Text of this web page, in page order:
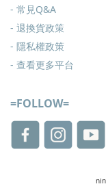
- 常見Q&A
- 退換貨政策
- 隱私權政策
- 查看更多平台
=FOLLOW=